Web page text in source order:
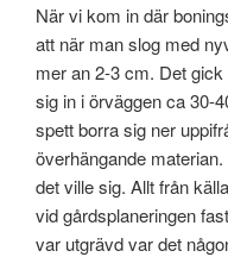
När vi kom in där
att när man slog med
mer an 2-3 cm. Det
sig in i örväggen ca 30-
spett borra sig ner
överhängande
det ville sig. Allt från
vid gårdsplaneringen
var utgrävd var det